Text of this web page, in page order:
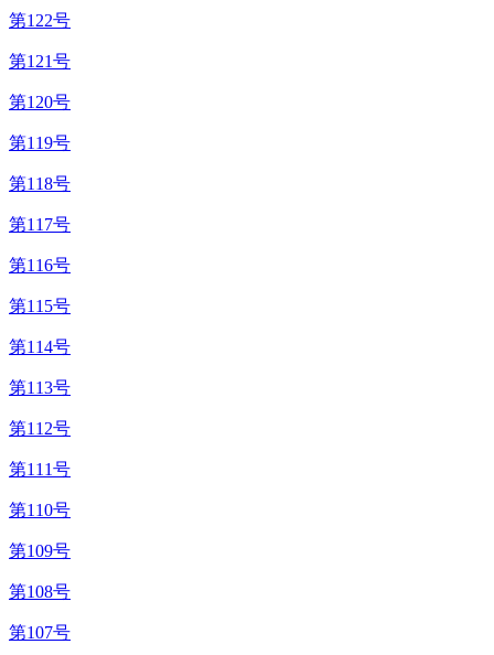
第122号
第121号
第120号
第119号
第118号
第117号
第116号
第115号
第114号
第113号
第112号
第111号
第110号
第109号
第108号
第107号